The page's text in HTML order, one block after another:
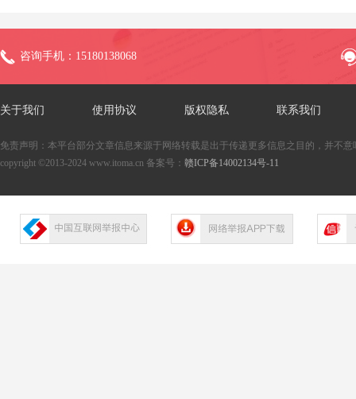
咨询手机：15180138068
关于我们 使用协议 版权隐私 联系我们
免责声明：本平台部分文章信息来源于网络转载是出于传递更多信息之目的，并不
copyright ©2013-2024 www.itoma.cn 备案号： 赣ICP备14002134号-11